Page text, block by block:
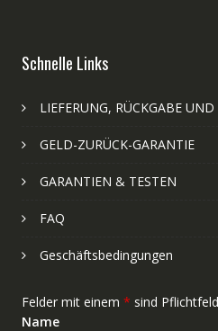
Schnelle Links
LIEFERUNG, RÜCKGABE
GELD-ZURÜCK-GARANTIE
GARANTIEN & TESTEN
FAQ
Geschäftsbedingungen
Felder mit einem * sind
Name